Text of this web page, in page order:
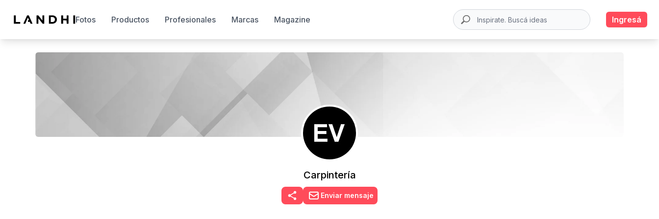
Fotos Productos Profesionales Marcas Magazine Ingresá
Carpintería
Enviar mensaje